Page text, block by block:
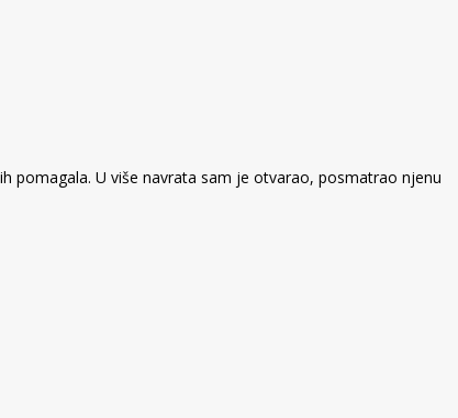
pomagala. U više navrata sam je otvarao, posmatrao njenu